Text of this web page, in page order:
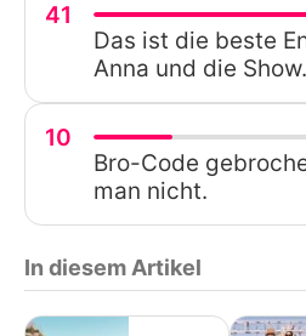
41
Das ist die beste
Anna und die Show.
10
Bro-Code
man nicht.
In diesem Artikel